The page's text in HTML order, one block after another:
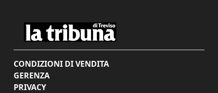
CONDIZIONI DI VENDITA
GERENZA
PRIVACY